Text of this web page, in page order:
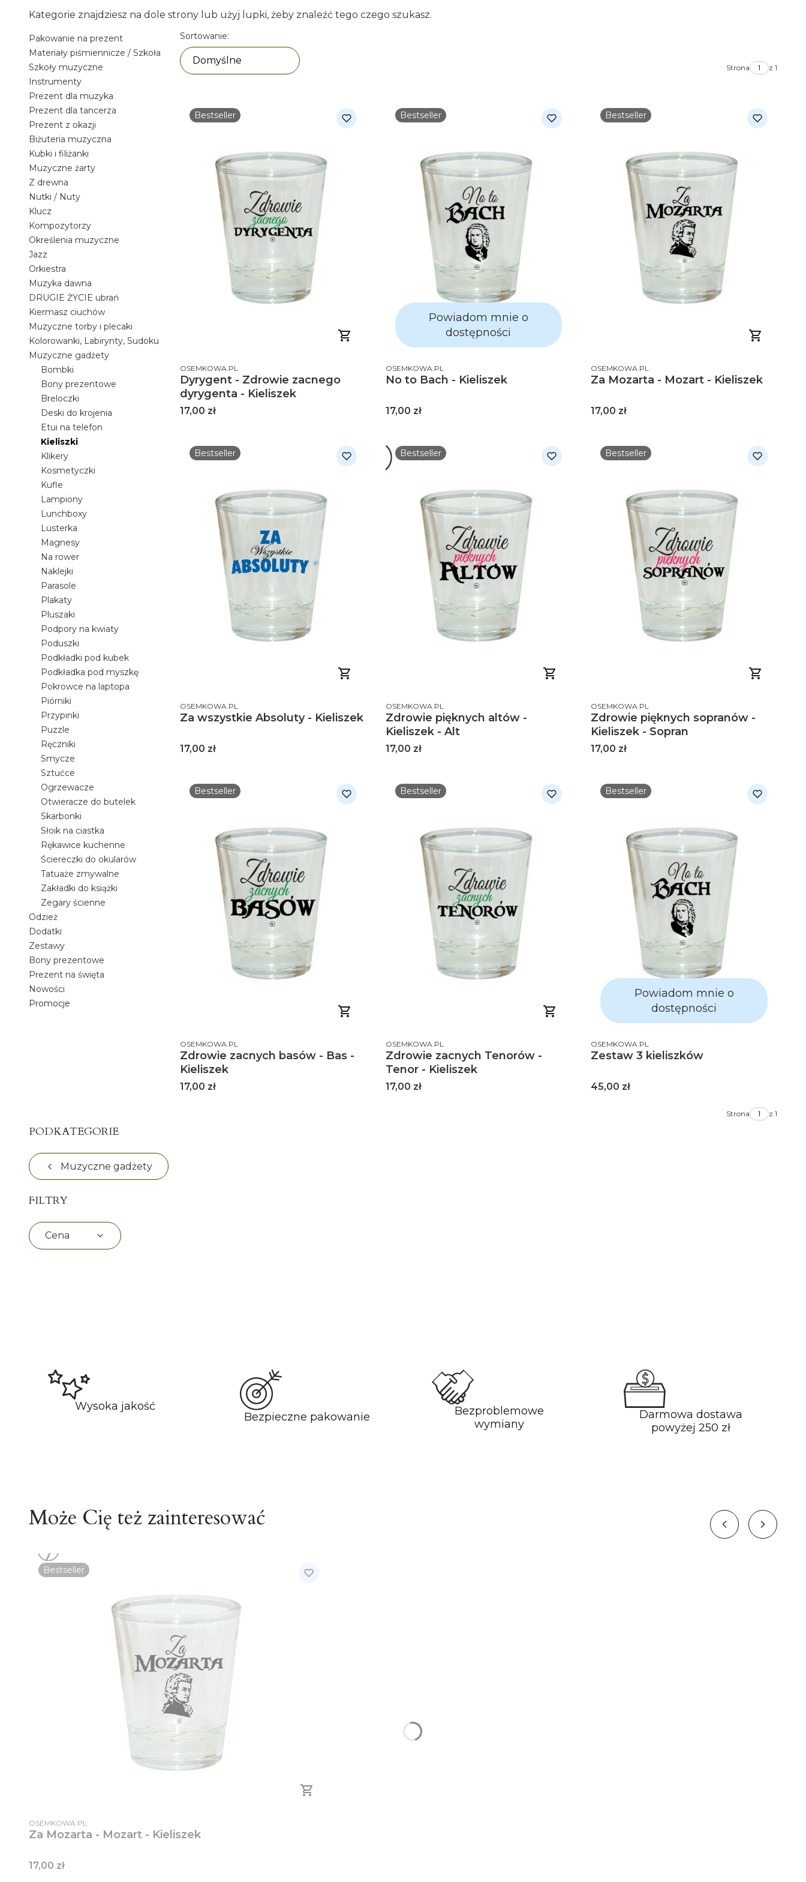
Kategorie znajdziesz na dole strony lub użyj lupki, żeby znaleźć tego czego szukasz.
Pakowanie na prezent
Materiały piśmiennicze / Szkoła
Szkoły muzyczne
Instrumenty
Prezent dla muzyka
Prezent dla tancerza
Prezent z okazji
Biżuteria muzyczna
Kubki i filiżanki
Muzyczne żarty
Z drewna
Nutki / Nuty
Klucz
Kompozytorzy
Określenia muzyczne
Jazz
Orkiestra
Muzyka dawna
DRUGIE ŻYCIE ubrań
Kiermasz ciuchów
Muzyczne torby i plecaki
Kolorowanki, Labirynty, Sudoku
Muzyczne gadżety
Bombki
Bony prezentowe
Breloczki
Deski do krojenia
Etui na telefon
Kieliszki
Klikery
Kosmetyczki
Kufle
Lampiony
Lunchboxy
Lusterka
Magnesy
Na rower
Naklejki
Parasole
Plakaty
Pluszaki
Podpory na kwiaty
Poduszki
Podkładki pod kubek
Podkładka pod myszkę
Pokrowce na laptopa
Piórniki
Przypinki
Puzzle
Ręczniki
Smycze
Sztućce
Ogrzewacze
Otwieracze do butelek
Skarbonki
Słoik na ciastka
Rękawice kuchenne
Ściereczki do okularów
Tatuaże zmywalne
Zakładki do książki
Zegary ścienne
Odzież
Dodatki
Zestawy
Bony prezentowe
Prezent na święta
Nowości
Promocje
Lista produktów
Sortowanie:
Domyślne
Strona z 1
Bestseller
PRODUCENT
OSEMKOWA.PL
Dyrygent - Zdrowie zacnego
dyrygenta - Kieliszek
Cena
17,00 zł
Bestseller
Powiadom mnie o
dostępności
PRODUCENT
OSEMKOWA.PL
No to Bach - Kieliszek
Cena
17,00 zł
Bestseller
PRODUCENT
OSEMKOWA.PL
Za Mozarta - Mozart - Kieliszek
Cena
17,00 zł
Bestseller
PRODUCENT
OSEMKOWA.PL
Za wszystkie Absoluty - Kieliszek
Cena
17,00 zł
Bestseller
PRODUCENT
OSEMKOWA.PL
Zdrowie pięknych altów -
Kieliszek - Alt
Cena
17,00 zł
Bestseller
PRODUCENT
OSEMKOWA.PL
Zdrowie pięknych sopranów -
Kieliszek - Sopran
Cena
17,00 zł
Bestseller
PRODUCENT
OSEMKOWA.PL
Zdrowie zacnych basów - Bas -
Kieliszek
Cena
17,00 zł
Bestseller
PRODUCENT
OSEMKOWA.PL
Zdrowie zacnych Tenorów -
Tenor - Kieliszek
Cena
17,00 zł
Bestseller
Powiadom mnie o
dostępności
PRODUCENT
OSEMKOWA.PL
Zestaw 3 kieliszków
Cena
45,00 zł
Strona z 1
PODKATEGORIE
Muzyczne gadżety
FILTRY
Cena
Wysoka jakość
Bezpieczne pakowanie
Bezproblemowe
wymiany
Darmowa dostawa
powyżej 250 zł
Może Cię też zainteresować
Bestseller
PRODUCENT
OSEMKOWA.PL
Za Mozarta - Mozart - Kieliszek
Cena
17,00 zł